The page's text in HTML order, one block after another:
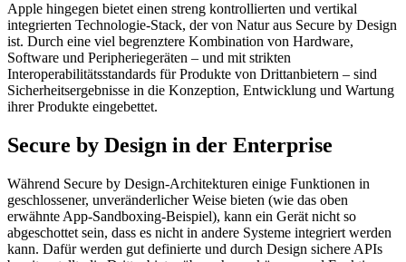
Apple hingegen bietet einen streng kontrollierten und vertikal
integrierten Technologie-Stack, der von Natur aus Secure by Design
ist. Durch eine viel begrenztere Kombination von Hardware,
Software und Peripheriegeräten – und mit strikten
Interoperabilitätsstandards für Produkte von Drittanbietern – sind
Sicherheitsergebnisse in die Konzeption, Entwicklung und Wartung
ihrer Produkte eingebettet.
Secure by Design in der Enterprise
Während Secure by Design-Architekturen einige Funktionen in
geschlossener, unveränderlicher Weise bieten (wie das oben
erwähnte App-Sandboxing-Beispiel), kann ein Gerät nicht so
abgeschottet sein, dass es nicht in andere Systeme integriert werden
kann. Dafür werden gut definierte und durch Design sichere APIs